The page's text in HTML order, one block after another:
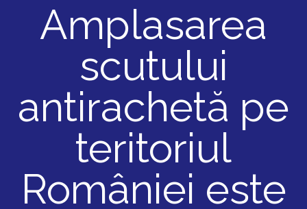
Amplasarea
scutului
antirachetă pe
teritoriul
României este